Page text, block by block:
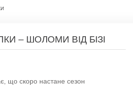
– ШОЛОМИ ВІД БІЗІ
що скоро настане сезон